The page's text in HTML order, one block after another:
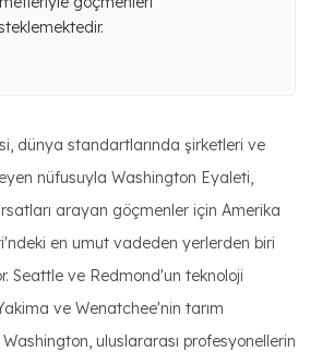
dünya standartlarında şirketleri ve
nüfusuyla Washington Eyaleti,
arayan göçmenler için Amerika
en umut vadeden yerlerden biri
Seattle ve Redmond'un teknoloji
ve Wenatchee'nin tarım
uluslararası profesyonellerin